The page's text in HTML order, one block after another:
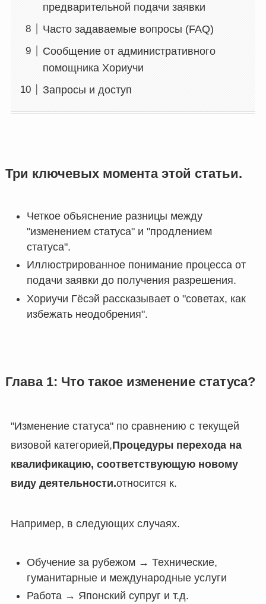
предварительной подачи заявки
Часто задаваемые вопросы (FAQ)
Сообщение от административного
помощника Хориучи
Запросы и доступ
Три ключевых момента этой статьи.
Четкое объяснение разницы между
"изменением статуса" и "продлением
статуса".
Иллюстрированное понимание процесса от
подачи заявки до получения разрешения.
Хориучи Гёсэй рассказывает о "советах, как
избежать неодобрения".
Глава 1: Что такое изменение статуса?
"Изменение статуса" по сравнению с текущей
визовой категорией,Процедуры перехода на
квалификацию, соответствующую новому
виду деятельности.относится к.
Например, в следующих случаях.
Обучение за рубежом → Технические,
гуманитарные и международные услуги
Работа → Японский супруг и т.д.